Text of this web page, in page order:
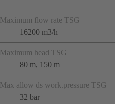
Maximum flow rate TSG
16200 m3/h
Maximum head TSG
80 m, 150 m
Max allow ds work.pressure TSG
32 bar